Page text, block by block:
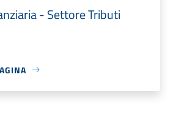
- Settore Tributi